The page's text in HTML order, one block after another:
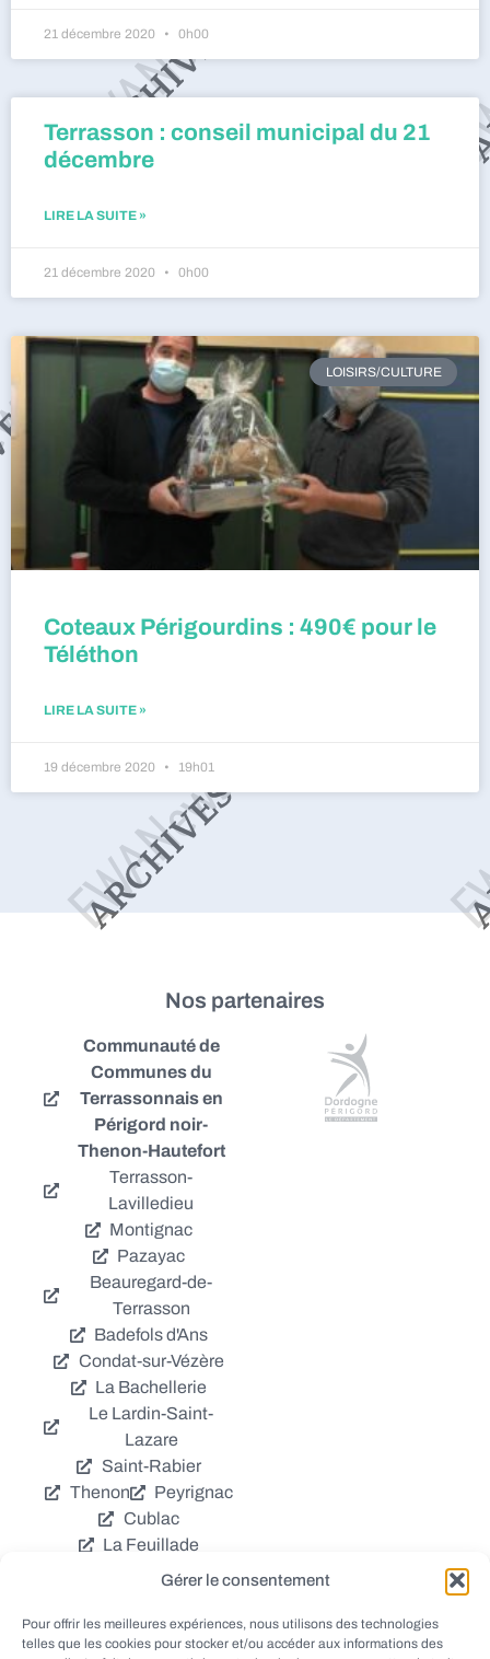
Gérer le consentement
Pour offrir les meilleures expériences, nous utilisons des technologies
telles que les cookies pour stocker et/ou accéder aux informations des
21 décembre 2020 0h00
Terrasson : conseil municipal du 21
décembre
LIRE LA SUITE »
21 décembre 2020 0h00
LOISIRS/CULTURE
Coteaux Périgourdins : 490€ pour le
Téléthon
LIRE LA SUITE »
19 décembre 2020 19h01
Nos partenaires
Communauté de
Communes du
Terrassonnais en
Périgord noir-
Thenon-Hautefort
Terrasson-
Lavilledieu
Montignac
Pazayac
Beauregard-de-
Terrasson
Badefols d'Ans
Condat-sur-Vézère
La Bachellerie
Le Lardin-Saint-
Lazare
Saint-Rabier
Thenon
Peyrignac
Cublac
La Feuillade
Chavagnac
Coly
Grèzes
Aubas
Villac